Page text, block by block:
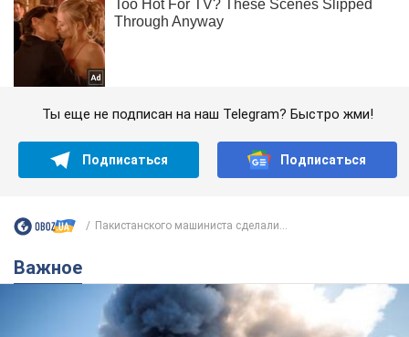
Ты еще не подписан на наш Telegram? Быстро жми!
Подписаться Подписаться
Пакистанского машиниста сделали...
Важное